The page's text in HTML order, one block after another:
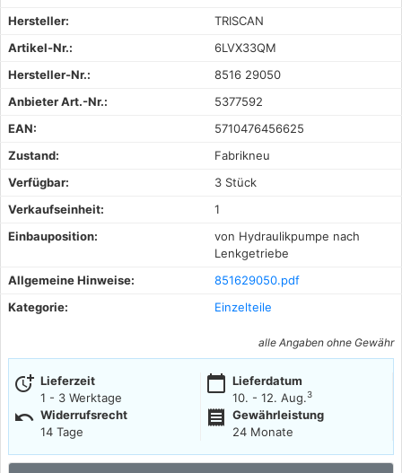
Hersteller:
TRISCAN
Artikel-Nr.:
6LVX33QM
Hersteller-Nr.:
8516 29050
Anbieter Art.-Nr.:
5377592
EAN:
5710476456625
Zustand:
Fabrikneu
Verfügbar:
3 Stück
Verkaufseinheit:
1
Einbauposition:
von Hydraulikpumpe nach
Lenkgetriebe
Allgemeine Hinweise:
851629050.pdf
Kategorie:
Einzelteile
alle Angaben ohne Gewähr
more_time Lieferzeit
1 - 3 Werktage
calendar_today Lieferdatum
10. - 12. Aug.3
undo Widerrufsrecht
14 Tage
receipt
Gewährleistung
24 Monate